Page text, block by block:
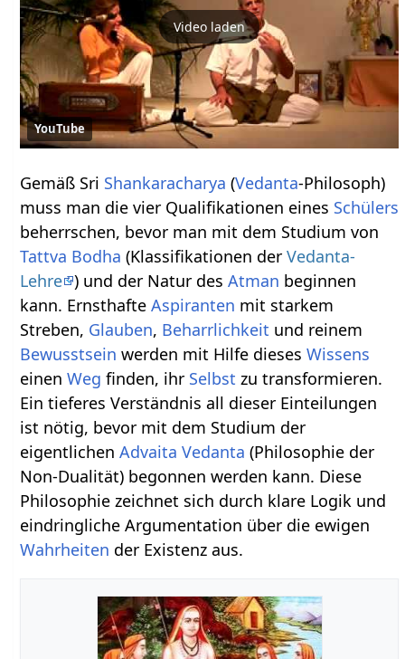
Video laden
YouTube
Gemäß Sri Shankaracharya (Vedanta-Philosoph)
muss man die vier Qualifikationen eines Schülers
beherrschen, bevor man mit dem Studium von
Tattva Bodha (Klassifikationen derVedanta-
Lehre ) und der Natur desAtman beginnen
kann. ErnsthafteAspiranten mit starkem
Streben, Glauben, Beharrlichkeit und reinem
Bewusstsein werden mit Hilfe diesesWissens
einenWeg finden, ihr Selbst zu transformieren.
Ein tieferes Verständnis all dieser Einteilungen
ist nötig, bevor mit dem Studium der
eigentlichenAdvaita Vedanta (Philosophie der
Non-Dualität) begonnen werden kann. Diese
Philosophie zeichnet sich durch klare Logik und
eindringliche Argumentation über die ewigen
Wahrheiten der Existenz aus.